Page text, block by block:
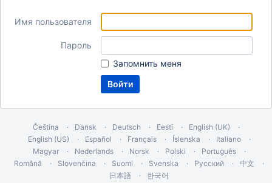
Имя пользователя
Пароль
Запомнить меня
Čeština Dansk Deutsch Eesti
English (UK)
English (US)
Español Français Íslenska
Italiano
Magyar
Nederlands Norsk Polski
Português
Română
Slovenčina Suomi Svenska Русский
中文
日本語
한국어